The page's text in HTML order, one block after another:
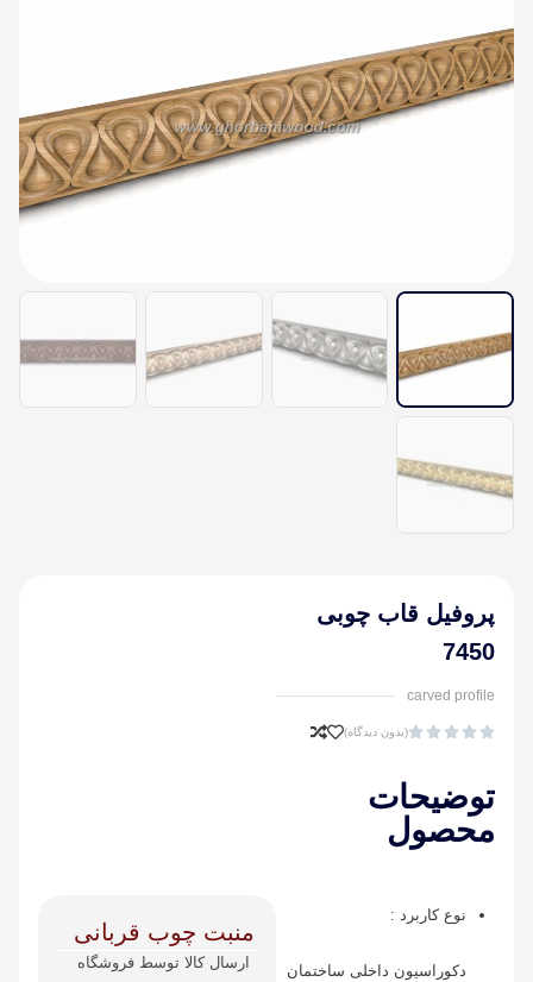
پروفیل قاب چوبی
7450
carved profile




(بدون دیدگاه)
توضیحات
محصول
نوع کاربرد :
دکوراسیون داخلی ساختمان
منبت چوب قربانی
ارسال کالا توسط فروشگاه